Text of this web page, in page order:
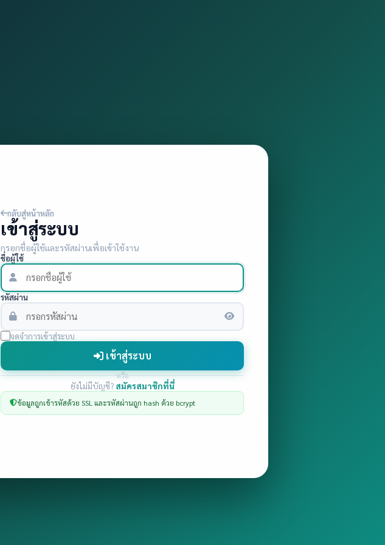
กลับสู่หน้าหลัก
เข้าสู่ระบบ
กรอกชื่อผู้ใช้และรหัสผ่านเพื่อเข้าใช้งาน
ชื่อผู้ใช้
รหัสผ่าน
จดจำการเข้าสู่ระบบ
เข้าสู่ระบบ
หรือ
ยังไม่มีบัญชี? สมัครสมาชิกที่นี่
ข้อมูลถูกเข้ารหัสด้วย SSL และรหัสผ่านถูก hash ด้วย bcrypt